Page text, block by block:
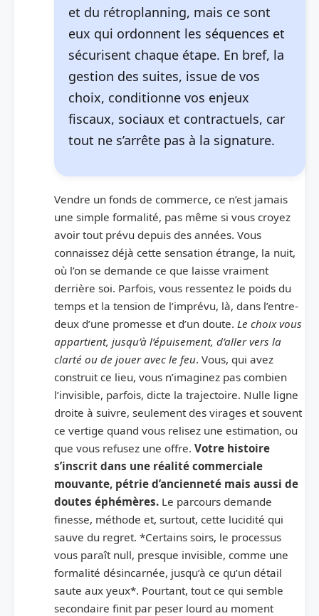
et du rétroplanning, mais ce sont
eux qui ordonnent les séquences et
sécurisent chaque étape. En bref, la
gestion des suites, issue de vos
choix, conditionne vos enjeux
fiscaux, sociaux et contractuels, car
tout ne s’arrête pas à la signature.
Vendre un fonds de commerce, ce n’est jamais
une simple formalité, pas même si vous croyez
avoir tout prévu depuis des années. Vous
connaissez déjà cette sensation étrange, la nuit,
où l’on se demande ce que laisse vraiment
derrière soi. Parfois, vous ressentez le poids du
temps et la tension de l’imprévu, là, dans l’entre-
deux d’une promesse et d’un doute. Le choix vous
appartient, jusqu’à l’épuisement, d’aller vers la
clarté ou de jouer avec le feu. Vous, qui avez
construit ce lieu, vous n’imaginez pas combien
l’invisible, parfois, dicte la trajectoire. Nulle ligne
droite à suivre, seulement des virages et souvent
ce vertige quand vous relisez une estimation, ou
que vous refusez une offre. Votre histoire
s’inscrit dans une réalité commerciale
mouvante, pétrie d’ancienneté mais aussi de
doutes éphémères. Le parcours demande
finesse, méthode et, surtout, cette lucidité qui
sauve du regret. *Certains soirs, le processus
vous paraît null, presque invisible, comme une
formalité désincarnée, jusqu’à ce qu’un détail
saute aux yeux*. Pourtant, tout ce qui semble
secondaire finit par peser lourd au moment